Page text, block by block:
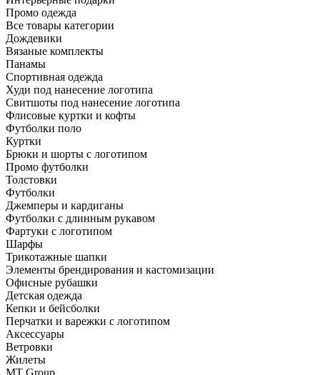
Промо одежда
Все товары категории
Дождевики
Вязаные комплекты
Панамы
Спортивная одежда
Худи под нанесение логотипа
Свитшоты под нанесение логотипа
Флисовые куртки и кофты
Футболки поло
Куртки
Брюки и шорты с логотипом
Промо футболки
Толстовки
Футболки
Джемперы и кардиганы
Футболки с длинным рукавом
Фартуки с логотипом
Шарфы
Трикотажные шапки
Элементы брендирования и кастомизации
Офисные рубашки
Детская одежда
Кепки и бейсболки
Перчатки и варежки с логотипом
Аксессуары
Ветровки
Жилеты
MT Group